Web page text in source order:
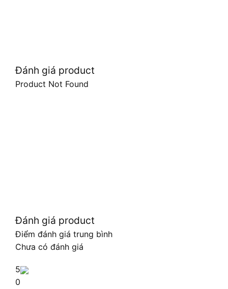
Đánh giá product
Product Not Found
Đánh giá product
Điểm đánh giá trung bình
Chưa có đánh giá
5
0